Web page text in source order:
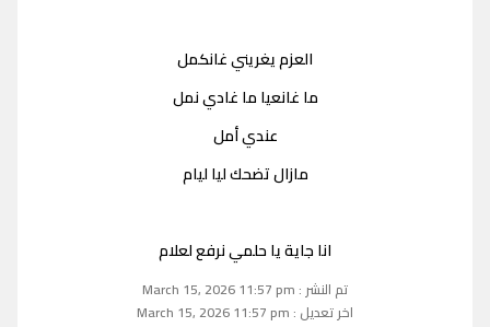
العزم يغريني غانكمل
ما غانعيا ما غادي نمل
عندي أمل
مازال تضحك ليا ليام
انا جاية يا حلمي نرفع لعلام
تم النشر : March 15, 2026 11:57 pm
اخر تعديل : March 15, 2026 11:57 pm